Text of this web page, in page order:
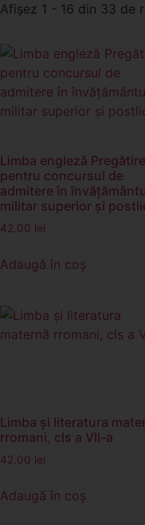
Afișez 1 - 16 din 33 de
Limba engleză Pregătire
pentru concursul de
admitere în
militar superior şi
42.00 lei
Adaugă în coș
Limba și literatura
rromani, cls a VII-a
42.00 lei
Adaugă în coș